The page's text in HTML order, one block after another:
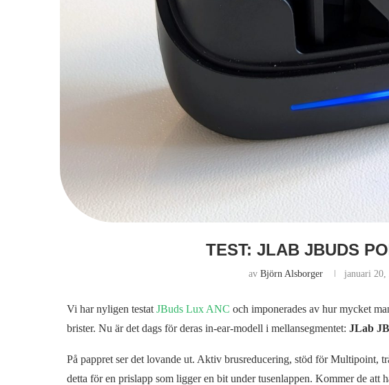
TEST: JLAB JBUDS
av Björn Alsborger januari 20,
Vi har nyligen testat JBuds Lux ANC och imponerades av hur mycket
brister. Nu är det dags för deras in-ear-modell i mellansegmentet: JLab
På pappret ser det lovande ut. Aktiv brusreducering, stöd för Multipoint,
detta för en prislapp som ligger en bit under tusenlappen. Kommer de att